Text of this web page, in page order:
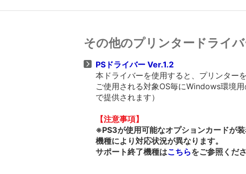
その他のプリンタードライ
PSドライバー Ver.1.2
本ドライバーを使用すると、プリンター
ご使用される対象OS毎にWindows環境
で提供されます）
【注意事項】
※PS3が使用可能なオプションカードが
機種により対応状況が異なります。
サポート終了機種はこちらをご参照くださ